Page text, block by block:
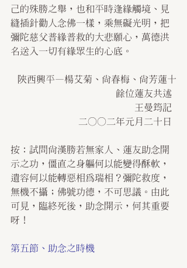
己的殊勝之舉，也和平時逢緣觸境、見
縫插針勸人念佛一樣，乘無礙光明，把
彌陀慈父普緣普救的大悲願心，萬德洪
名送入一切有緣眾生的心底。
陜西興平—楊艾菊、尚春梅、尚芳蓮十
餘位蓮友共述
王曼筠記
二○○二年元月二十日
按：試問尚漢勝若無家人、蓮友助念開
示之功，僵直之身軀何以能變得酥軟，
遺容何以能轉惡相為瑞相？彌陀救度，
無機不攝；佛號功德，不可思議。由此
可見，臨終死後，助念開示，何其重要
呀！
第五節、助念之時機